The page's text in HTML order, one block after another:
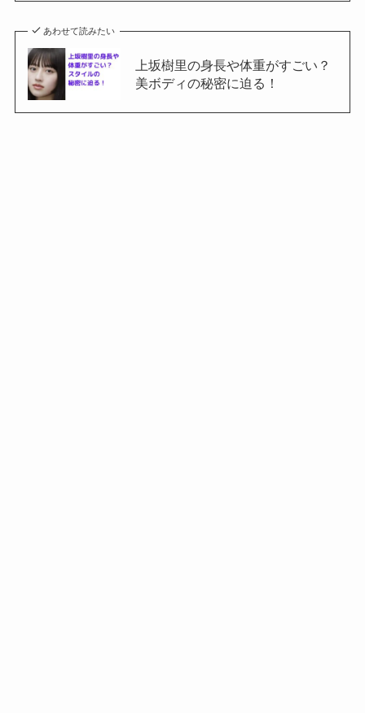
あわせて読みたい
上坂樹里の身長や体重がすごい？
美ボディの秘密に迫る！